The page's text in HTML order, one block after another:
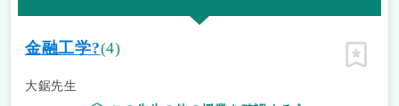
金融工学?(4)
大鋸先生
ピン留